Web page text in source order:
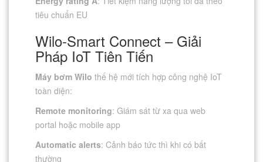
tiêu chuẩn EU
Wilo-Smart Connect – Giải
Pháp IoT Tiên Tiến
Máy bơm Wilo thế hệ mới tích hợp công nghệ IoT
toàn diện:
Remote monitoring: Giám sát từ xa qua web
portal hoặc mobile app
Automatic alerts: Cảnh báo tức thì khi có bất
thường